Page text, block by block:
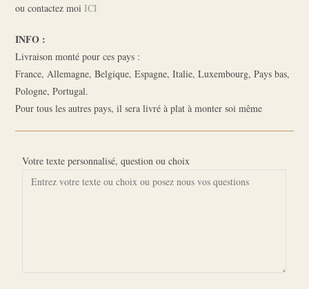
ou contactez moiICI
INFO :
Livraison monté pour ces pays :
France, Allemagne, Belgique, Espagne, Italie, Luxembourg, Pays bas,
Pologne, Portugal.
Pour tous les autres pays, il sera livré à plat à monter soi même
Votre texte personnalisé, question ou choix